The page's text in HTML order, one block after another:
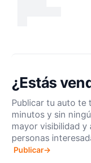
¿Estás
Publicar tu auto te
minutos y sin
mayor visibilidad y
personas
Publicar→